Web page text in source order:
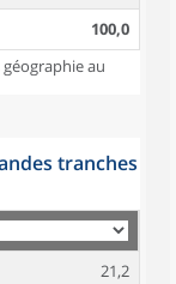
100,0
au
tranches
21,2